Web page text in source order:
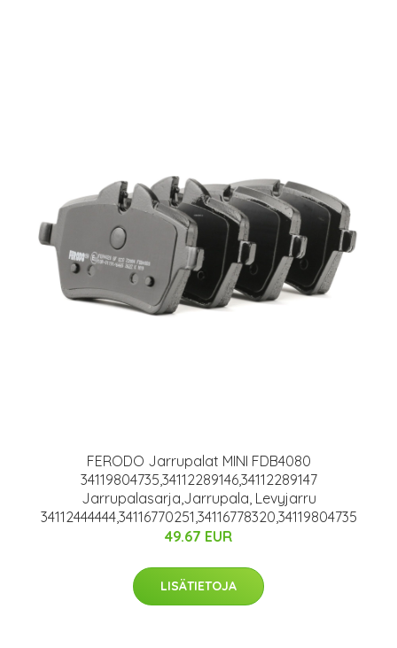
FERODO Jarrupalat MINI FDB4080
34119804735,34112289146,34112289147
Jarrupalasarja,Jarrupala, Levyjarru
34112444444,34116770251,34116778320,34119804735
49.67 EUR
LISÄTIETOJA